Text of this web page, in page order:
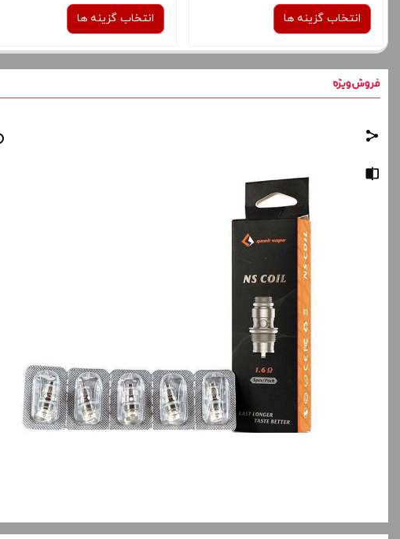
انتخاب گزینه ها
برای فعال شدن سبد خرید و نمایش
قیمت ، گزینه های محصول را از کادر
بالا انتخاب کنید.
تمامی قیمت ها بروز هستند.
-
افزودن به سبد خرید
انتخاب گزینه ها
+
افزودن به سبد خرید